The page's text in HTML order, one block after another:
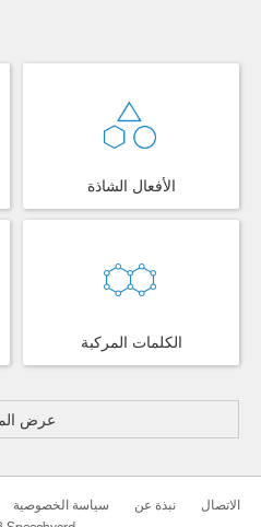
الأفعال الشاذة
الكلمات المركبة
عرض
سياسة الخصوصية نبذة عن
الاتصال